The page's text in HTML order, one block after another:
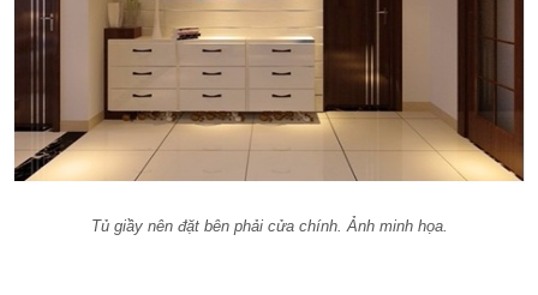
Tủ giầy nên đặt bên phải cửa chính. Ảnh minh họa.